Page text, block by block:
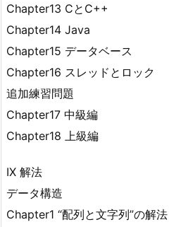
Chapter13 CとC++
Chapter14 Java
Chapter15 データベース
Chapter16 スレッドとロック
追加練習問題
Chapter17 中級編
Chapter18 上級編
IX 解法
データ構造
Chapter1 “配列と文字列”の解法